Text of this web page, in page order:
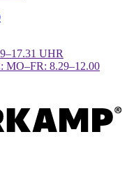
UHR
8.29–12.00